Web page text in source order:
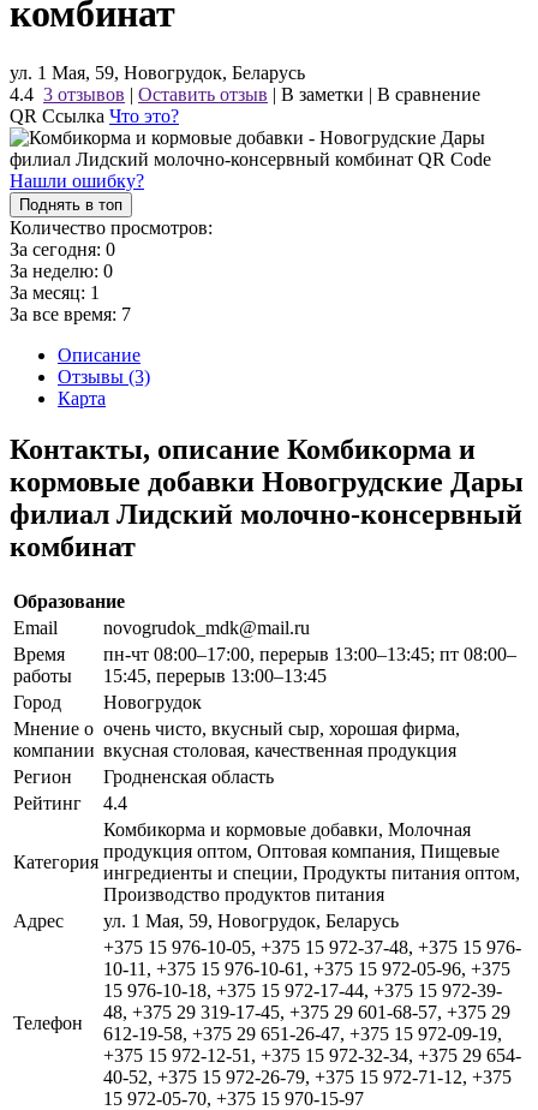
комбинат
ул. 1 Мая, 59, Новогрудок, Беларусь
4.4 3 отзывов | Оставить отзыв | В заметки | В сравнение
QR Ссылка Что это?
Нашли ошибку?
Поднять в топ
Количество просмотров:
За сегодня: 0
За неделю: 0
За месяц: 1
За все время: 7
Описание
Отзывы (3)
Карта
Контакты, описание Комбикорма и
кормовые добавки Новогрудские Дары
филиал Лидский молочно-консервный
комбинат
Образование
Email
novogrudok_mdk@mail.ru
Время
работы
пн-чт 08:00–17:00, перерыв 13:00–13:45; пт 08:00–
15:45, перерыв 13:00–13:45
Город
Новогрудок
Мнение о
компании
очень чисто, вкусный сыр, хорошая фирма,
вкусная столовая, качественная продукция
Регион
Гродненская область
Рейтинг
4.4
Категория
Комбикорма и кормовые добавки, Молочная
продукция оптом, Оптовая компания, Пищевые
ингредиенты и специи, Продукты питания оптом,
Производство продуктов питания
Адрес
ул. 1 Мая, 59, Новогрудок, Беларусь
Телефон
+375 15 976-10-05, +375 15 972-37-48, +375 15 976-
10-11, +375 15 976-10-61, +375 15 972-05-96, +375
15 976-10-18, +375 15 972-17-44, +375 15 972-39-
48, +375 29 319-17-45, +375 29 601-68-57, +375 29
612-19-58, +375 29 651-26-47, +375 15 972-09-19,
+375 15 972-12-51, +375 15 972-32-34, +375 29 654-
40-52, +375 15 972-26-79, +375 15 972-71-12, +375
15 972-05-70, +375 15 970-15-97